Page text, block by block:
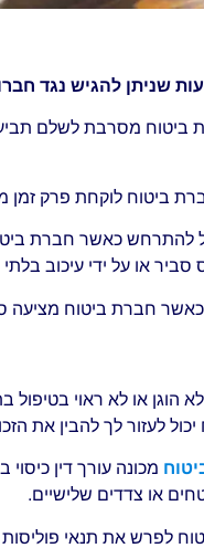
שניתן להגיש נגד
ביטוח מסרבת לשלם
ביטוח לוקחת פרק זמן
להתרחש כאשר חברת
סביר או על ידי עיכוב
חברת ביטוח מציעה
או לא ראוי בטיפול
לעזור לך להבין את
מכונה עורך דין כיסוי
או צדדים שלישיים.
לפרש את תנאי